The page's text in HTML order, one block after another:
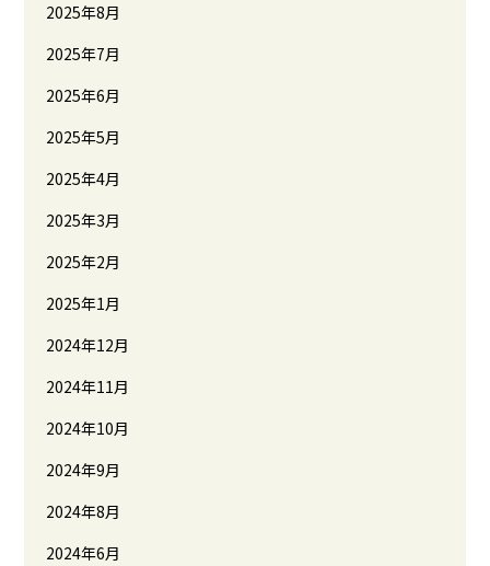
2025年8月
2025年7月
2025年6月
2025年5月
2025年4月
2025年3月
2025年2月
2025年1月
2024年12月
2024年11月
2024年10月
2024年9月
2024年8月
2024年6月